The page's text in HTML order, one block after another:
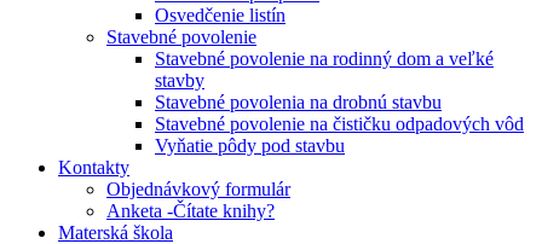
Osvedčenie listín
Stavebné povolenie
Stavebné povolenie na rodinný dom a veľké
stavby
Stavebné povolenia na drobnú stavbu
Stavebné povolenie na čističku odpadových vôd
Vyňatie pôdy pod stavbu
Kontakty
Objednávkový formulár
Anketa -Čítate knihy?
Materská škola